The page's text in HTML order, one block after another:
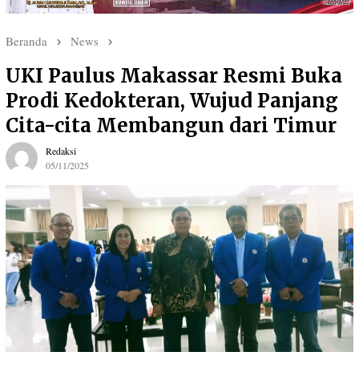
Beranda News
UKI Paulus Makassar Resmi Buka
Prodi Kedokteran, Wujud Panjang
Cita-cita Membangun dari Timur
Redaksi
05/11/2025